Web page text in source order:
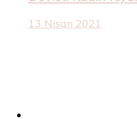
13 Nisan 2021